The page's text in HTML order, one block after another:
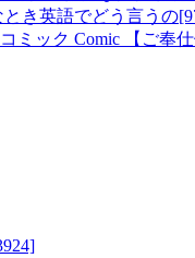
き英語でどう言うの
ミック Comic 【ご奉仕